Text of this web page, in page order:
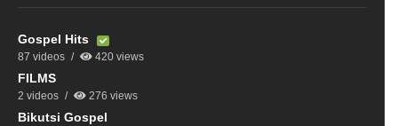
Gospel Hits
87 videos 420 views
FILMS
2 videos 276 views
Bikutsi Gospel